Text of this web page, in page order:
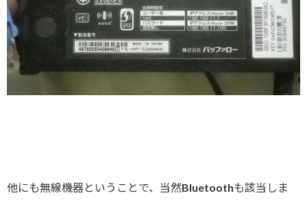
他にも無線機器ということで、当然Bluetoothも該当しま